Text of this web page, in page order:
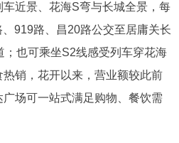
回到顶部
近景、花海S弯与长城全景，每
919路、昌20路公交至居庸关长
也可乘坐S2线感受列车穿花海
销，花开以来，营业额较此前
广场可一站式满足购物、餐饮需